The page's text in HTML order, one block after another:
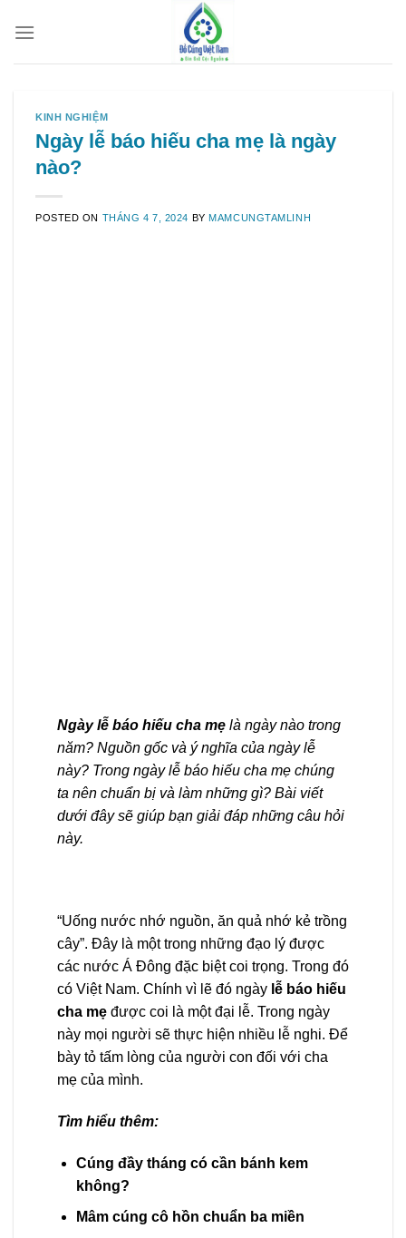
KINH NGHIỆM
Ngày lễ báo hiếu cha mẹ là ngày
nào?
POSTED ON THÁNG 4 7, 2024 BYMAMCUNGTAMLINH
Ngày lễ báo hiếu cha mẹ là ngày nào trong
năm? Nguồn gốc và ý nghĩa của ngày lễ
này? Trong ngày lễ báo hiếu cha mẹ chúng
ta nên chuẩn bị và làm những gì? Bài viết
dưới đây sẽ giúp bạn giải đáp những câu hỏi
này.
“Uống nước nhớ nguồn, ăn quả nhớ kẻ trồng
cây”. Đây là một trong những đạo lý được
các nước Á Đông đặc biệt coi trọng. Trong đó
có Việt Nam. Chính vì lẽ đó ngày lễ báo hiếu
cha mẹ được coi là một đại lễ. Trong ngày
này mọi người sẽ thực hiện nhiều lễ nghi. Để
bày tỏ tấm lòng của người con đối với cha
mẹ của mình.
Tìm hiểu thêm:
Cúng đầy tháng có cần bánh kem
không?
Mâm cúng cô hồn chuẩn ba miền